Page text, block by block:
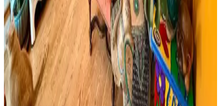
Viscotex Hard Serenity ve Lif Kılıflı Hava Kanallı
Visco Yastık Karşılaştırması
İki visco yastık modeli, boyut, sertlik ve kullanıcı geri bildirimleriyle
detaylı karşılaştırıldı. Hard Serenity yüksek sertlik ve boyun desteği
sağlarken, Lif Kılıflı yumuşaklık ve konfor sunuyor.
Boho Maksimalist Oturma Odası Tasarımında
Bitkiler ve Renklerin Rolü